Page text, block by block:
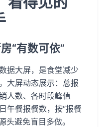
“有数可依”
据大屏，是食堂减少
大屏动态展示：总报
人数、各时段峰值
午餐报餐数，按“报餐
头避免盲目多做。